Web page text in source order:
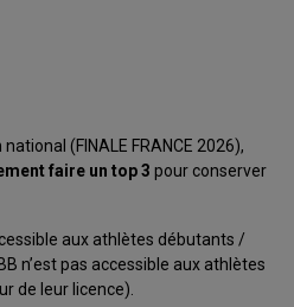
(FINALE FRANCE 2026),
faire un top 3 pour conserver
aux athlètes débutants /
n’est pas accessible aux athlètes
de leur licence).